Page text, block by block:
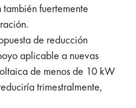
fuertemente
de reducción
aplicable a nuevas
de menos de 10 kW
trimestralmente,